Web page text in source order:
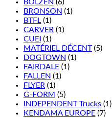
BOLZEN (6)
BRONSON (1)
BTFL (1)
CARVER (1)
CUEI (1)
MATÉRIEL DÉCENT (5)
DOGTOWN (1)
FAIRDALE (1)
FALLEN (1)
FLYER (1)
G-FORM (5)
INDEPENDENT Trucks (1)
KENDAMA EUROPE (7)